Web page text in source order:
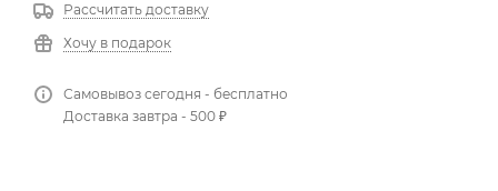
Рассчитать доставку
Хочу в подарок
Самовывоз сегодня - бесплатно
Доставка завтра - 500 ₽